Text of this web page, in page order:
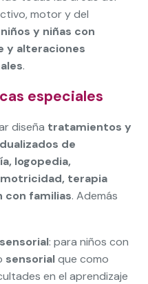
motor y del
y niñas con
y alteraciones
.
especiales
diseña tratamientos y
de
logopedia,
terapia
con familias. Además
: para niños con
sensorialque como
en el aprendizaje